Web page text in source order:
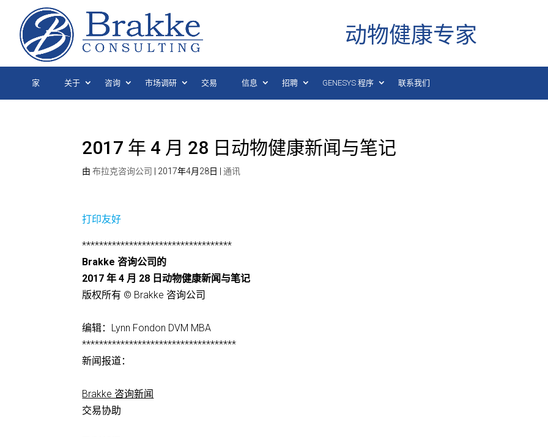
动物健康专家
家 关于 咨询 市场调研 交易 信息 招聘 GENESYS 程序 联系我们
2017 年 4 月 28 日动物健康新闻与笔记
由布拉克咨询公司 2017年4月28日 |通讯
打印友好
***********************************
Brakke 咨询公司的
2017 年 4 月 28 日动物健康新闻与笔记
版权所有 © Brakke 咨询公司
编辑：Lynn Fondon DVM MBA
************************************
新闻报道：
Brakke 咨询新闻
交易协助